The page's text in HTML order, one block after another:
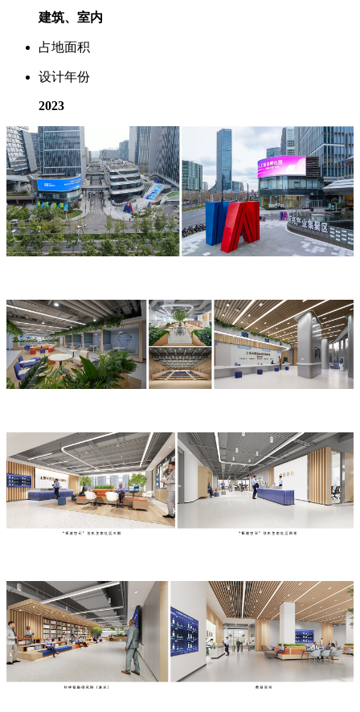
建筑、室内
占地面积
设计年份
2023